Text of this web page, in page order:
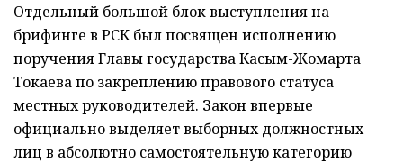
Отдельный большой блок выступления на
брифинге в РСК был посвящен исполнению
поручения Главы государства Касым-Жомарта
Токаева по закреплению правового статуса
местных руководителей. Закон впервые
официально выделяет выборных должностных
лиц в абсолютно самостоятельную категорию